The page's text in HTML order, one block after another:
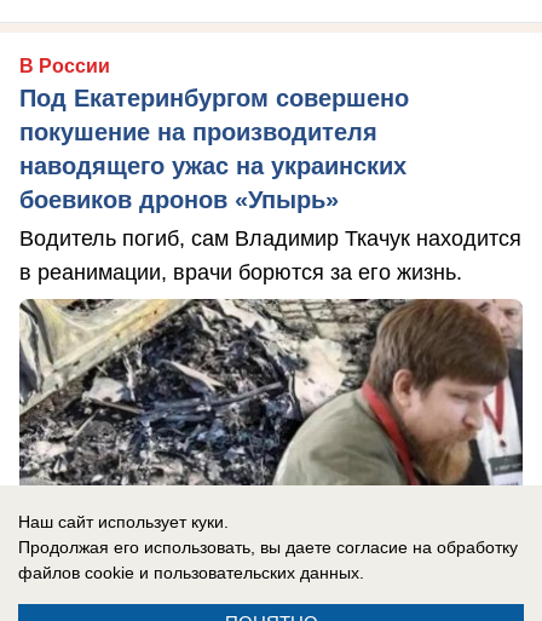
В России
Под Екатеринбургом совершено
покушение на производителя
наводящего ужас на украинских
боевиков дронов «Упырь»
Водитель погиб, сам Владимир Ткачук находится
в реанимации, врачи борются за его жизнь.
Наш сайт использует куки.
Продолжая его использовать, вы даете согласие на обработку
файлов cookie и пользовательских данных.